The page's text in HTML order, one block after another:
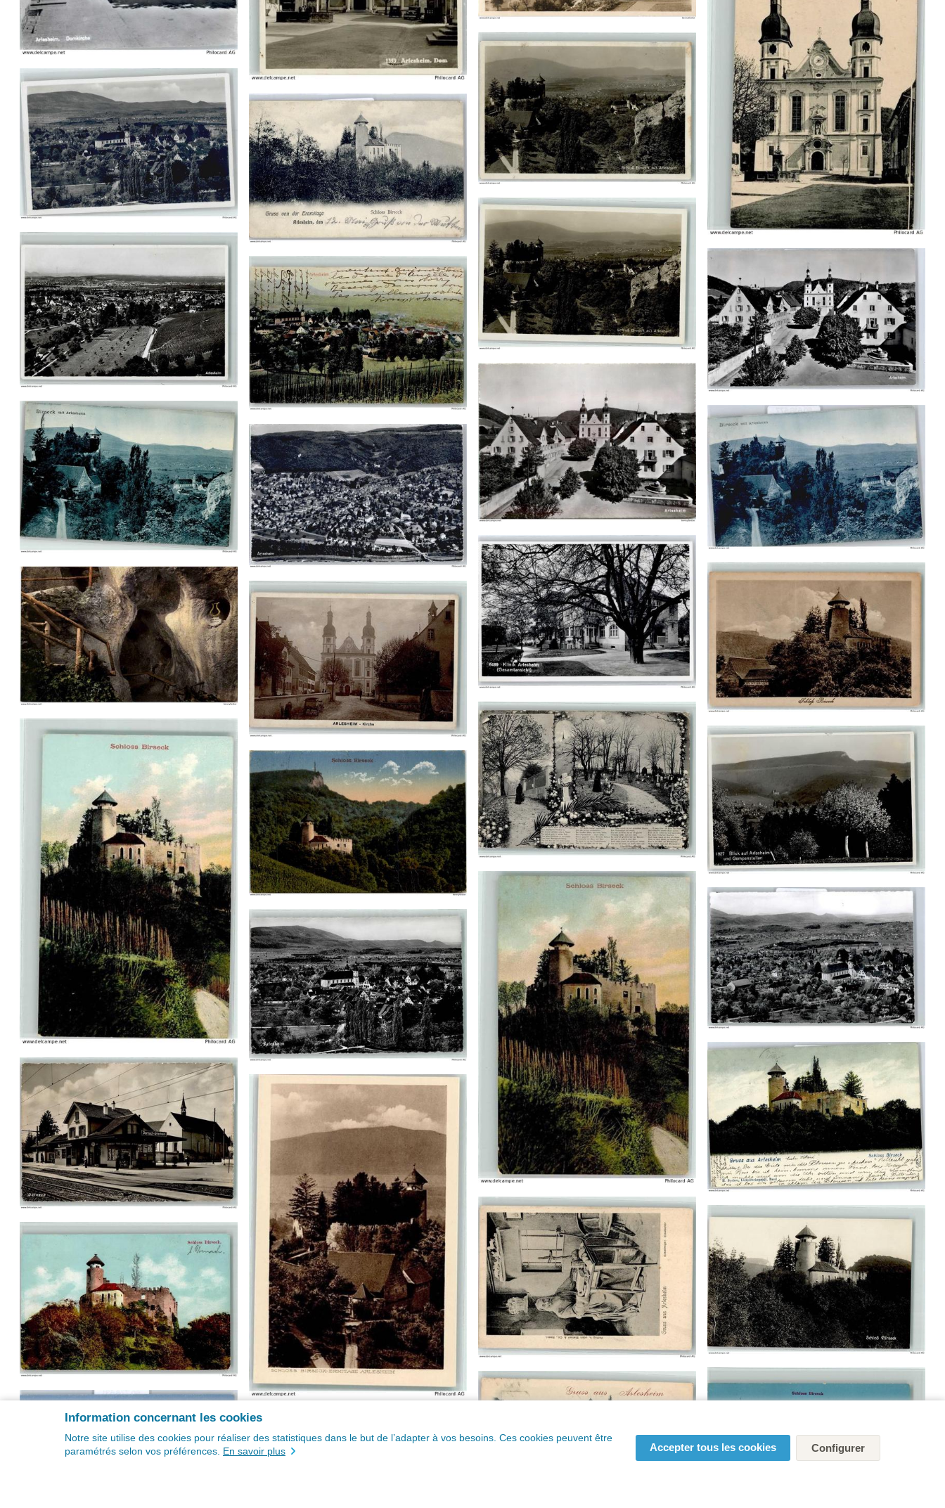
Information concernant les cookies
Notre site utilise des cookies pour réaliser des statistiques dans le but de l’adapter à vos besoins. Ces cookies peuvent être
paramétrés selon vos préférences. En savoir plus Accepter tous les cookies Configurer